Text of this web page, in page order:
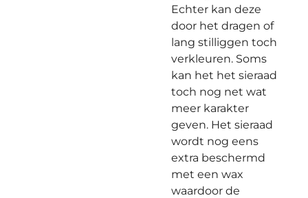
Echter kan deze
door het dragen of
lang stilliggen toch
verkleuren. Soms
kan het het sieraad
toch nog net wat
meer karakter
geven. Het sieraad
wordt nog eens
extra beschermd
met een wax
waardoor de